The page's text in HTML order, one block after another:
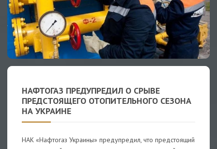
НАФТОГАЗ ПРЕДУПРЕДИЛ О СРЫВЕ
ПРЕДСТОЯЩЕГО ОТОПИТЕЛЬНОГО СЕЗОНА
НА УКРАИНЕ
НАК «Нафтогаз Украины» предупредил, что предстоящий